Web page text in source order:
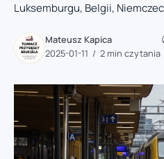
Luksemburgu, Belgii,
Mateusz Kapica
2025-01-11
2 min czytania